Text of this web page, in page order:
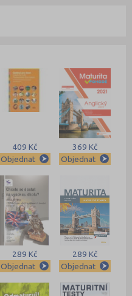
409 Kč
Objednat
369 Kč
Objednat
289 Kč
Objednat
289 Kč
Objednat